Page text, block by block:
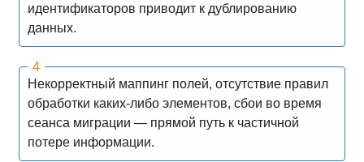
идентификаторов приводит к дублированию
данных.
Некорректный маппинг полей, отсутствие правил
обработки каких-либо элементов, сбои во время
сеанса миграции — прямой путь к частичной
потере информации.